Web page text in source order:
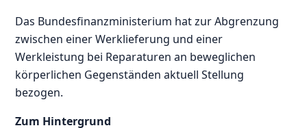
Das Bundesfinanzministerium hat zur Abgrenzung
zwischen einer Werklieferung und einer
Werkleistung bei Reparaturen an beweglichen
körperlichen Gegenständen aktuell Stellung
bezogen.
Zum Hintergrund